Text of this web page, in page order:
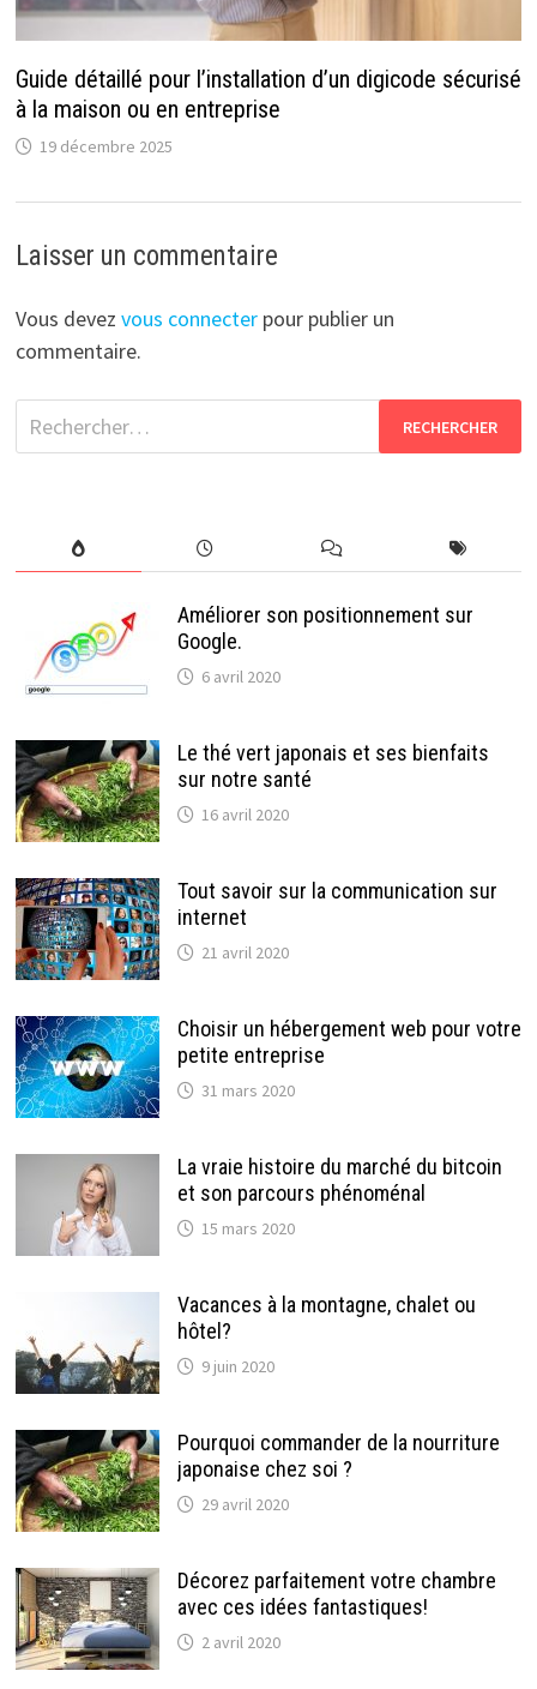
Guide détaillé pour l’installation d’un digicode sécurisé
à la maison ou en entreprise
19 décembre 2025
Laisser un commentaire
Vous devez vous connecterpour publier un
commentaire.
Rechercher :
Améliorer son positionnement sur
Google.
6 avril 2020
Le thé vert japonais et ses bienfaits
sur notre santé
16 avril 2020
Tout savoir sur la communication sur
internet
21 avril 2020
Choisir un hébergement web pour votre
petite entreprise
31 mars 2020
La vraie histoire du marché du bitcoin
et son parcours phénoménal
15 mars 2020
Vacances à la montagne, chalet ou
hôtel?
9 juin 2020
Pourquoi commander de la nourriture
japonaise chez soi ?
29 avril 2020
Décorez parfaitement votre chambre
avec ces idées fantastiques!
2 avril 2020